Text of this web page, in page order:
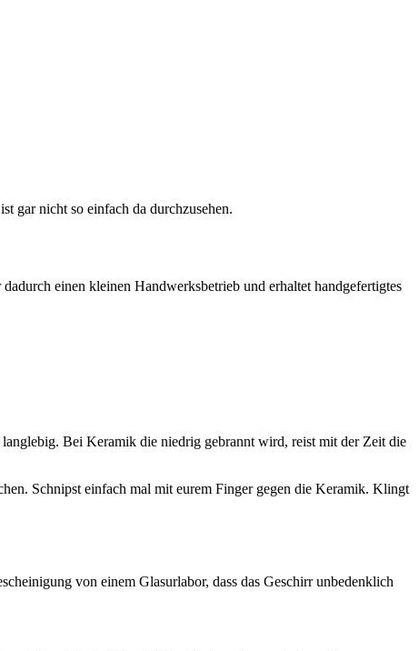
gar nicht so einfach da durchzusehen.
einen kleinen Handwerksbetrieb und erhaltet handgefertigtes
Bei Keramik die niedrig gebrannt wird, reist mit der Zeit die
Schnipst einfach mal mit eurem Finger gegen die Keramik. Klingt
von einem Glasurlabor, dass das Geschirr unbedenklich